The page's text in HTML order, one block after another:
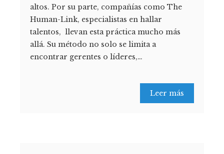
altos. Por su parte, compañías como The
Human-Link, especialistas en hallar
talentos, llevan esta práctica mucho más
allá. Su método no solo se limita a
encontrar gerentes o líderes,…
Leer más